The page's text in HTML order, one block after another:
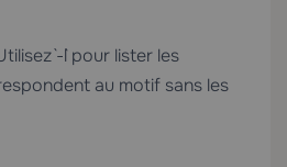
`-l` pour lister les
au motif sans les